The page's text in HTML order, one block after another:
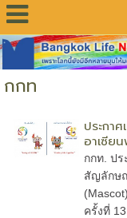
กกท
ประกา
อาเซีย
กกท. ปร
สัญลักษ
ครั้งที่